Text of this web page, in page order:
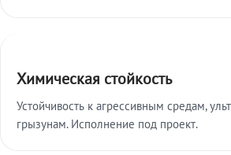
Химическая стойкость
Устойчивость к агрессивным средам,
грызунам. Исполнение под проект.